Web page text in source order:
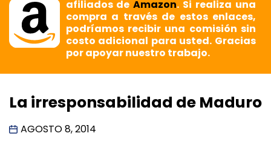
afiliados deAmazon. Si realiza una
compra a través de estos enlaces,
podríamos recibir una comisión sin
costo adicional para usted. Gracias
por apoyar nuestro trabajo.
La irresponsabilidad de Maduro
AGOSTO 8, 2014